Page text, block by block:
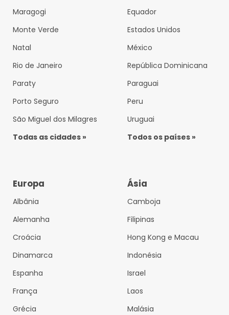
Maragogi
Monte Verde
Natal
Rio de Janeiro
Paraty
Porto Seguro
São Miguel dos Milagres
Todas as cidades »
Equador
Estados Unidos
México
República Dominicana
Paraguai
Peru
Uruguai
Todos os países »
Europa
Albânia
Alemanha
Croácia
Dinamarca
Espanha
França
Grécia
Ásia
Camboja
Filipinas
Hong Kong e Macau
Indonésia
Israel
Laos
Malásia